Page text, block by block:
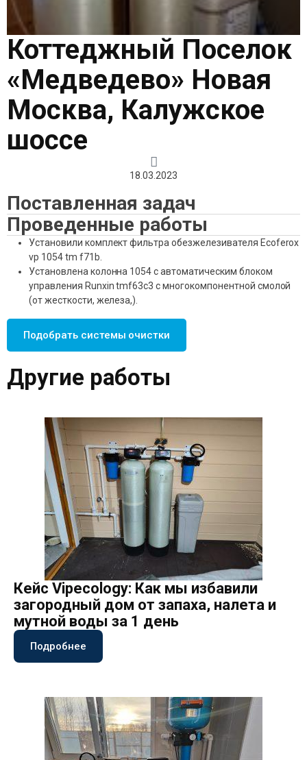
Коттеджный Поселок
«Медведево» Новая
Москва, Калужское
шоссе
18.03.2023
Поставленная задач
Проведенные работы
Установили комплект фильтра обезжелезивателя Ecoferox
vp 1054 tm f71b.
Установлена колонна 1054 с автоматическим блоком
управления Runxin tmf63c3 с многокомпонентной смолой
(от жесткости, железа,).
Подобрать системы очистки
Другие работы
Кейс Vipecology: Как мы избавили
загородный дом от запаха, налета и
мутной воды за 1 день
Подробнее